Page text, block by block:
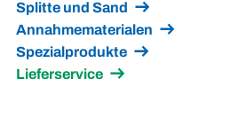
Splitte und Sand
Annahmematerialen
Spezialprodukte
Lieferservice